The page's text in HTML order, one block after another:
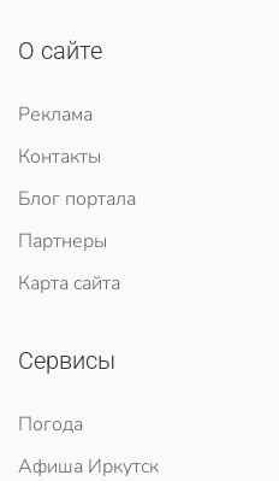
О сайте
Реклама
Контакты
Блог портала
Партнеры
Карта сайта
Сервисы
Погода
Афиша Иркутск